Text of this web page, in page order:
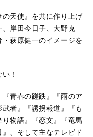
天使』を共に作り上げ
岸田今日子、大野克
萩原健一のイメージを
！
青春の蹉跌』『雨のア
者』『誘拐報道』『も
物語』『恋文』『竜馬
、そして主なテレビド